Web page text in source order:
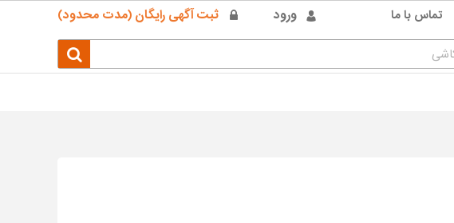
ورود ثبت آگهی رایگان (مدت محدود) تماس با ما